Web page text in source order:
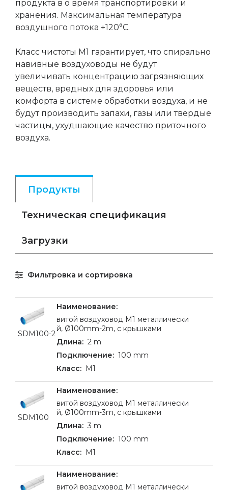
продукта в о время транспортировки и
хранения. Максимальная температура
воздушного потока +120°C.
Класс чистоты M1 гарантирует, что cпирально
навивные воздуховоды не будут
увеличивать концентрацию загрязняющих
веществ, вредных для здоровья или
комфорта в системе обработки воздуха, и не
будут производить запахи, газы или твердые
частицы, ухудшающие качество приточного
воздуха.
Продукты
Техническая спецификация
Загрузки
Фильтровка и сортировка
SDM100-2
витой воздуховод M1 металлически
й, Ø100mm-2m, c крышками
2 m
100 mm
M1
SDM100
витой воздуховод M1 металлически
й, Ø100mm-3m, c крышками
3 m
100 mm
M1
витой воздуховод M1 металлически